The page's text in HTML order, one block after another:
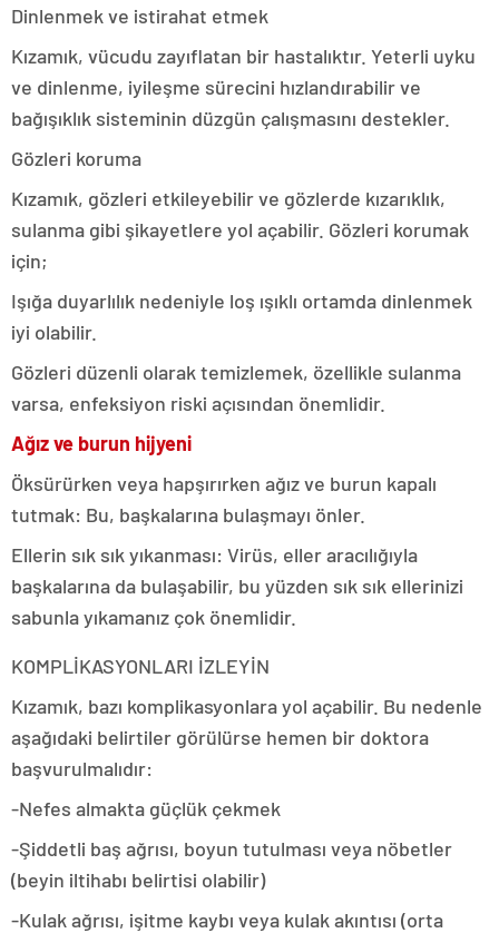
Dinlenmek ve istirahat etmek
Kızamık, vücudu zayıflatan bir hastalıktır. Yeterli uyku
ve dinlenme, iyileşme sürecini hızlandırabilir ve
bağışıklık sisteminin düzgün çalışmasını destekler.
Gözleri koruma
Kızamık, gözleri etkileyebilir ve gözlerde kızarıklık,
sulanma gibi şikayetlere yol açabilir. Gözleri korumak
için;
Işığa duyarlılık nedeniyle loş ışıklı ortamda dinlenmek
iyi olabilir.
Gözleri düzenli olarak temizlemek, özellikle sulanma
varsa, enfeksiyon riski açısından önemlidir.
Ağız ve burun hijyeni
Öksürürken veya hapşırırken ağız ve burun kapalı
tutmak: Bu, başkalarına bulaşmayı önler.
Ellerin sık sık yıkanması: Virüs, eller aracılığıyla
başkalarına da bulaşabilir, bu yüzden sık sık ellerinizi
sabunla yıkamanız çok önemlidir.
KOMPLİKASYONLARI İZLEYİN
Kızamık, bazı komplikasyonlara yol açabilir. Bu nedenle
aşağıdaki belirtiler görülürse hemen bir doktora
başvurulmalıdır:
-Nefes almakta güçlük çekmek
-Şiddetli baş ağrısı, boyun tutulması veya nöbetler
(beyin iltihabı belirtisi olabilir)
-Kulak ağrısı, işitme kaybı veya kulak akıntısı (orta